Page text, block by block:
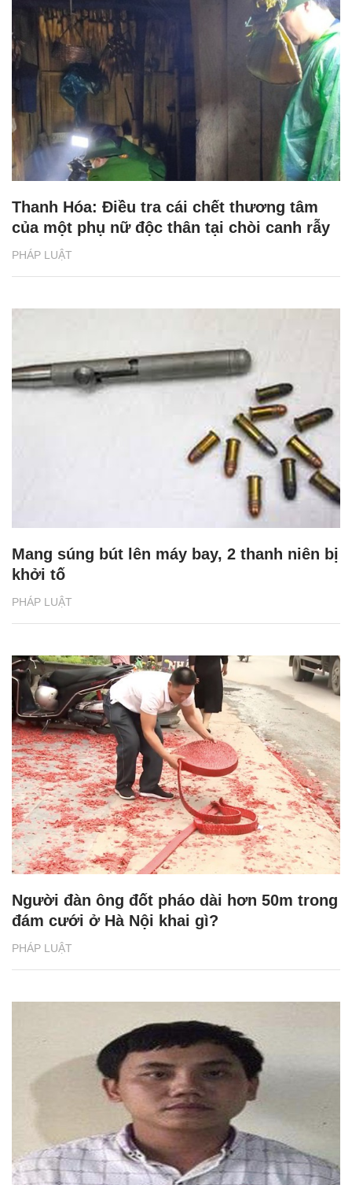
PHÁP LUẬT
Thanh Hóa: Điều tra cái chết thương tâm
của một phụ nữ độc thân tại chòi canh rẫy
PHÁP LUẬT
Mang súng bút lên máy bay, 2 thanh niên bị
khởi tố
PHÁP LUẬT
Người đàn ông đốt pháo dài hơn 50m trong
đám cưới ở Hà Nội khai gì?